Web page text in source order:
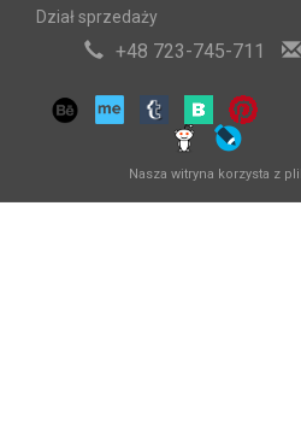
Dział sprzedaży
+48 723-745-711
Nasza witryna korzysta z